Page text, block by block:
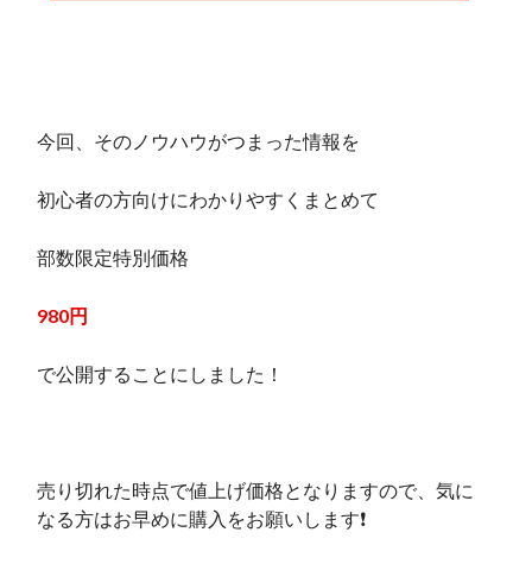
今回、そのノウハウがつまった情報を
初心者の方向けにわかりやすくまとめて
部数限定特別価格
980円
で公開することにしました！
売り切れた時点で値上げ価格となりますので、気に
なる方はお早めに購入をお願いします❗️